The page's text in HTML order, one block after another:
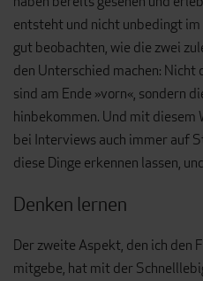
entsteht und nicht unbedingt
gut beobachten, wie die zwei
den Unter­schied machen:
sind am Ende »vorn«, sondern
hinbekommen. Und mit diesem
bei Interviews auch immer auf
diese Dinge erkennen lassen,
Denken lernen
Der zweite Aspekt, den ich den
mitgebe, hat mit der